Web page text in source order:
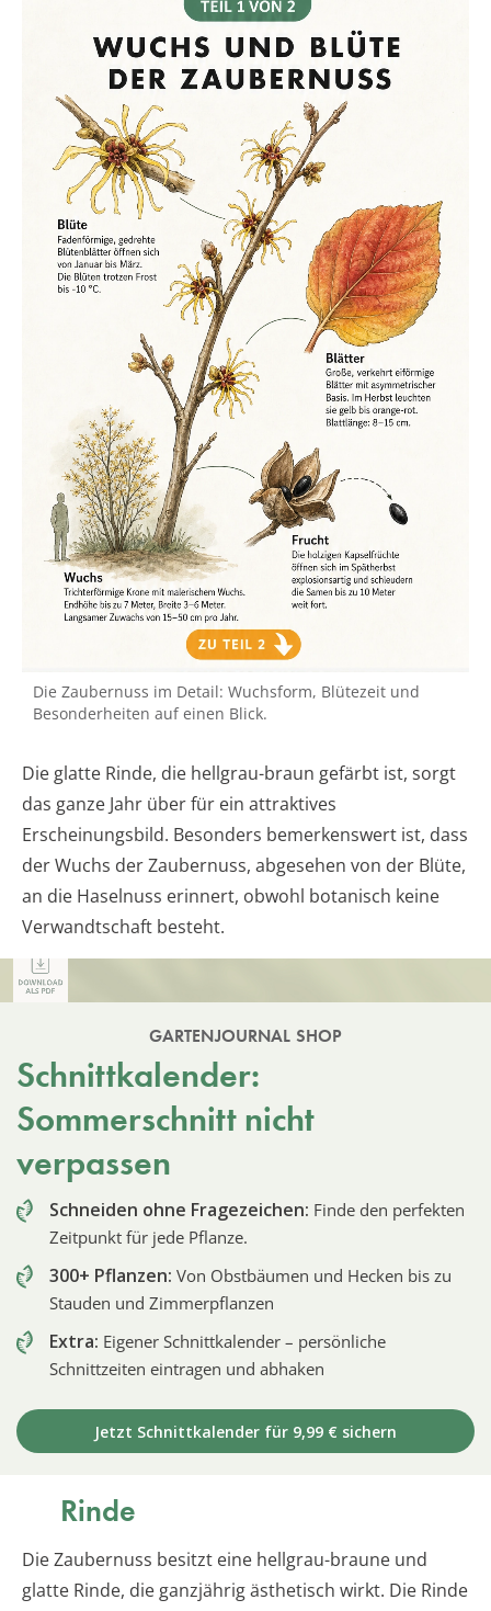
Die Zaubernuss im Detail: Wuchsform, Blütezeit und
Besonderheiten auf einen Blick.
Die glatte Rinde, die hellgrau-braun gefärbt ist, sorgt
das ganze Jahr über für ein attraktives
Erscheinungsbild. Besonders bemerkenswert ist, dass
der Wuchs der Zaubernuss, abgesehen von der Blüte,
an die Haselnuss erinnert, obwohl botanisch keine
Verwandtschaft besteht.
GARTENJOURNAL SHOP
Schnittkalender:
Sommerschnitt nicht
verpassen
Schneiden ohne Fragezeichen: Finde den perfekten
Zeitpunkt für jede Pflanze.
300+ Pflanzen: Von Obstbäumen und Hecken bis zu
Stauden und Zimmerpflanzen
Extra: Eigener Schnittkalender – persönliche
Schnittzeiten eintragen und abhaken
Jetzt Schnittkalender für 9,99 € sichern
Rinde
Die Zaubernuss besitzt eine hellgrau-braune und
glatte Rinde, die ganzjährig ästhetisch wirkt. Die Rinde